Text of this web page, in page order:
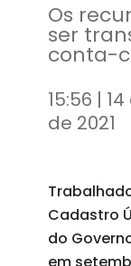
Os
ser
conta-
15:56 |
de 2021
Cadastro
do